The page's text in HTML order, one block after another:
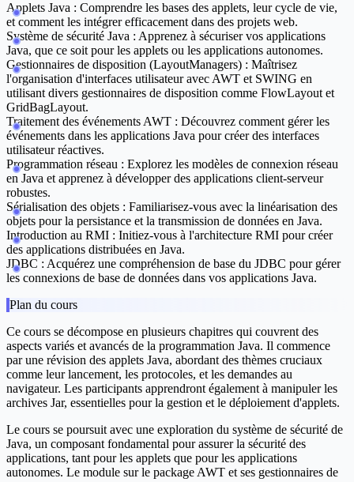
Applets Java : Comprendre les bases des applets, leur cycle de vie,
et comment les intégrer efficacement dans des projets web.
Système de sécurité Java : Apprenez à sécuriser vos applications
Java, que ce soit pour les applets ou les applications autonomes.
Gestionnaires de disposition (LayoutManagers) : Maîtrisez
l'organisation d'interfaces utilisateur avec AWT et SWING en
utilisant divers gestionnaires de disposition comme FlowLayout et
GridBagLayout.
Traitement des événements AWT : Découvrez comment gérer les
événements dans les applications Java pour créer des interfaces
utilisateur réactives.
Programmation réseau : Explorez les modèles de connexion réseau
en Java et apprenez à développer des applications client-serveur
robustes.
Sérialisation des objets : Familiarisez-vous avec la linéarisation des
objets pour la persistance et la transmission de données en Java.
Introduction au RMI : Initiez-vous à l'architecture RMI pour créer
des applications distribuées en Java.
JDBC : Acquérez une compréhension de base du JDBC pour gérer
les connexions de base de données dans vos applications Java.
Plan du cours
Ce cours se décompose en plusieurs chapitres qui couvrent des
aspects variés et avancés de la programmation Java. Il commence
par une révision des applets Java, abordant des thèmes cruciaux
comme leur lancement, les protocoles, et les demandes au
navigateur. Les participants apprendront également à manipuler les
archives Jar, essentielles pour la gestion et le déploiement d'applets.
Le cours se poursuit avec une exploration du système de sécurité de
Java, un composant fondamental pour assurer la sécurité des
applications, tant pour les applets que pour les applications
autonomes. Le module sur le package AWT et ses gestionnaires de